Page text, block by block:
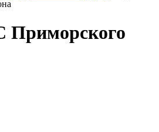
Приморского